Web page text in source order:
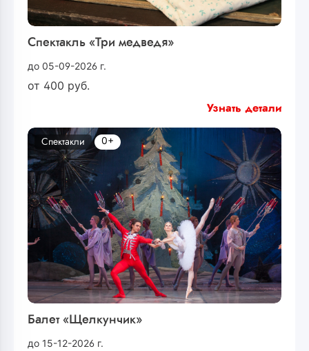
Спектакль «Три медведя»
до 05-09-2026 г.
от 400 руб.
Узнать детали
Балет «Щелкунчик»
до 15-12-2026 г.
Спектакли 0+